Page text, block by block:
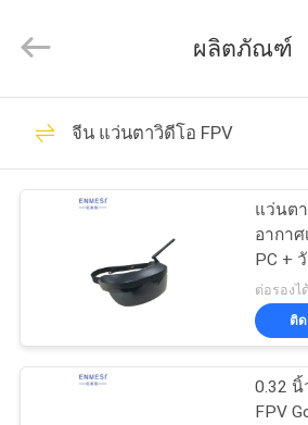
บ้าน
สินค้า
กับ
Intelligence
Technology
Reserved.
แว่นตาอัจฉริย
จอแสดงผลแ
ผลิตภัณฑ์
จีน แว่นตาวิดีโอ FPV
แว่นตา
อากาศ
PC +
ABS สี
ต่อรองไ
ติ
0.32 นิ้
FPV